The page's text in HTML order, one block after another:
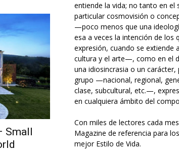
Small
entiende la vida; no tanto en el
particular cosmovisión o
—poco menos que una
esa a veces la intención de los
expresión, cuando se extiende
cultura y el arte—, como en el
una idiosincrasia o un carácter,
grupo —nacional, regional,
clase, subcultural, etc.—,
en cualquiera ámbito del
Con miles de lectores cada
Magazine de referencia para
mejor Estilo de Vida.